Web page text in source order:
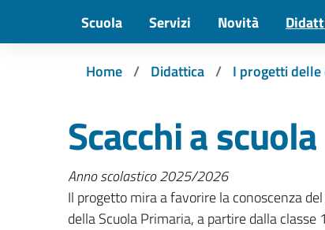
Scuola Servizi Novità
Home Didattica I progetti delle
Scacchi a scuola
Anno scolastico 2025/2026
Il progetto mira a favorire la conoscenza
della Scuola Primaria, a partire dalla